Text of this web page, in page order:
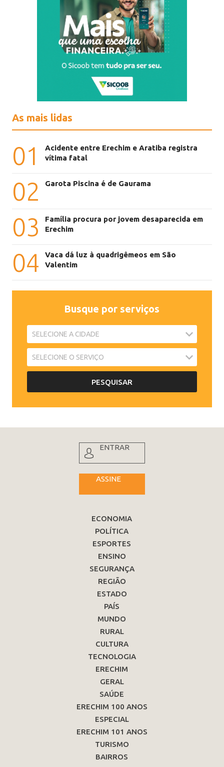
As mais lidas
01
Acidente entre Erechim e Aratiba registra
vítima fatal
02 Garota Piscina é de Gaurama
03
Família procura por jovem desaparecida em
Erechim
04
Vaca dá luz à quadrigêmeos em São
Valentim
Busque por serviços
ENTRAR
ASSINE
ECONOMIA
POLÍTICA
ESPORTES
ENSINO
SEGURANÇA
REGIÃO
ESTADO
PAÍS
MUNDO
RURAL
CULTURA
TECNOLOGIA
ERECHIM
GERAL
SAÚDE
ERECHIM 100 ANOS
ESPECIAL
ERECHIM 101 ANOS
TURISMO
BAIRROS